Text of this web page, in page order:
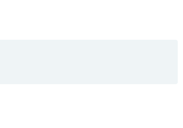
Yachthafen voller Segelboote.
folgen. Eines ist sicher: